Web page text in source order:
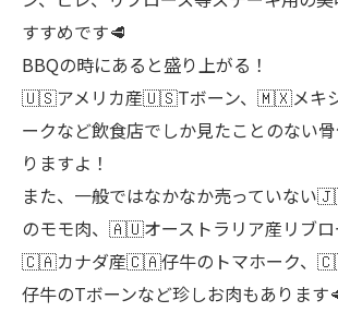
すすめです🥩
BBQの時にあると盛り上がる！
🇺🇸アメリカ産🇺🇸Tボーン、🇲🇽メキ
ークなど飲食店でしか見たことのない
りますよ！
また、一般ではなかなか売っていな
のモモ肉、🇦🇺オーストラリア産リブロ
🇨🇦カナダ産🇨🇦仔牛のトマホーク、
仔牛のTボーンなど珍しお肉もあります